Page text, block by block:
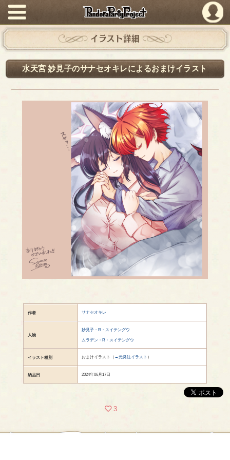
PandoraPartyProject
イラスト詳細
水天宮 妙見子のサナセオキレによるおまけイラスト
作者 サナセオキレ
人物
妙見子・R・スイテングウ
ムラデン・R・スイテングウ
イラスト種別 おまけイラスト（ →元発注イラスト ）
納品日 2024年06月17日
3